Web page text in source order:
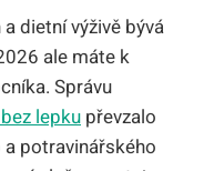
dietní výživě bývá
ale máte k
Správu
lepku převzalo
potravinářského